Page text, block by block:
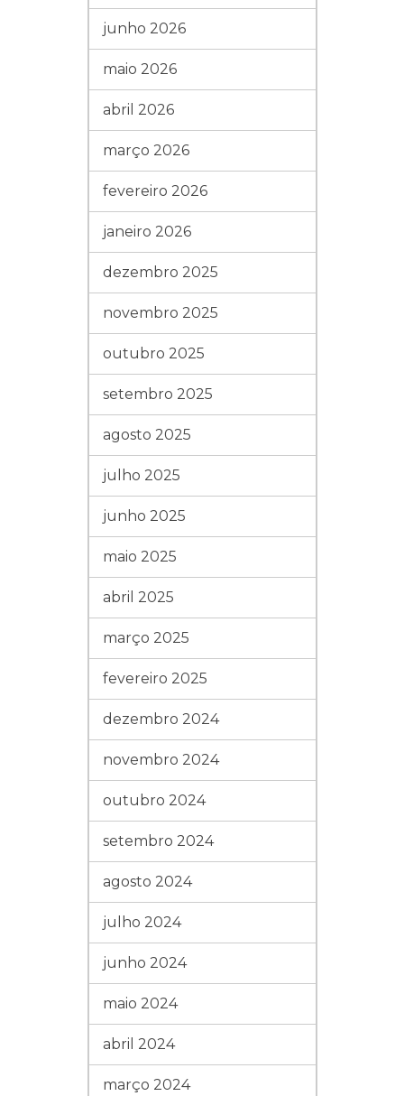
junho 2026
maio 2026
abril 2026
março 2026
fevereiro 2026
janeiro 2026
dezembro 2025
novembro 2025
outubro 2025
setembro 2025
agosto 2025
julho 2025
junho 2025
maio 2025
abril 2025
março 2025
fevereiro 2025
dezembro 2024
novembro 2024
outubro 2024
setembro 2024
agosto 2024
julho 2024
junho 2024
maio 2024
abril 2024
março 2024